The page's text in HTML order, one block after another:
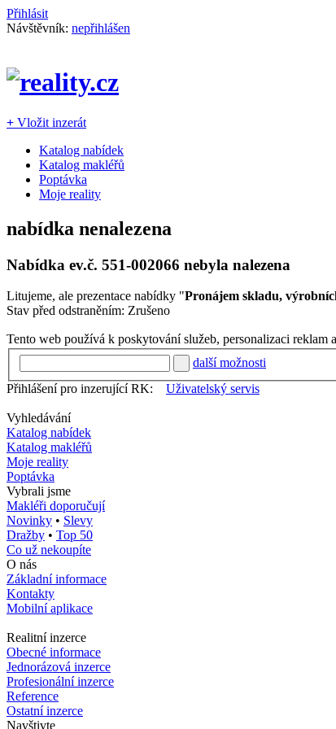
Přihlásit
Návštěvník: nepřihlášen
+ Vložit inzerát
Katalog nabídek
Katalog makléřů
Poptávka
Moje reality
nabídka nenalezena
Nabídka ev.č. 551-002066 nebyla nalezena
Litujeme, ale prezentace nabídky "Pronájem skladu,
Stav před odstraněním: Zrušeno
Tento web používá k poskytování služeb, personalizaci
další možnosti
Přihlášení pro inzerující RK:
Uživatelský servis
Vyhledávání
Katalog nabídek
Katalog makléřů
Moje reality
Poptávka
Vybrali jsme
Makléři doporučují
Novinky • Slevy
Dražby • Top 50
Co už nekoupíte
O nás
Základní informace
Kontakty
Mobilní aplikace
Realitní inzerce
Obecné informace
Jednorázová inzerce
Profesionální inzerce
Reference
Ostatní inzerce
Navštivte